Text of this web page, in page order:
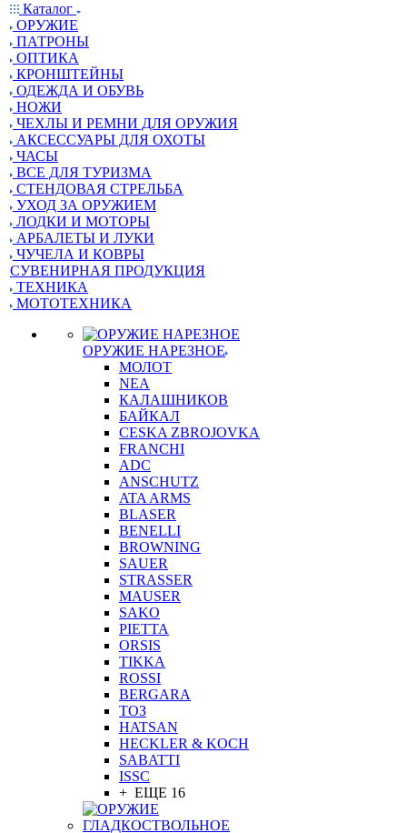
Каталог
ОРУЖИЕ
ПАТРОНЫ
ОПТИКА
КРОНШТЕЙНЫ
ОДЕЖДА И ОБУВЬ
НОЖИ
ЧЕХЛЫ И РЕМНИ ДЛЯ ОРУЖИЯ
АКСЕССУАРЫ ДЛЯ ОХОТЫ
ЧАСЫ
ВСЕ ДЛЯ ТУРИЗМА
СТЕНДОВАЯ СТРЕЛЬБА
УХОД ЗА ОРУЖИЕМ
ЛОДКИ И МОТОРЫ
АРБАЛЕТЫ И ЛУКИ
ЧУЧЕЛА И КОВРЫ
СУВЕНИРНАЯ ПРОДУКЦИЯ
ТЕХНИКА
МОТОТЕХНИКА
ОРУЖИЕ НАРЕЗНОЕ
МОЛОТ
NEA
КАЛАШНИКОВ
БАЙКАЛ
CESKA ZBROJOVKA
FRANCHI
ADC
ANSCHUTZ
ATA ARMS
BLASER
BENELLI
BROWNING
SAUER
STRASSER
MAUSER
SAKO
PIETTA
ORSIS
TIKKA
ROSSI
BERGARA
ТОЗ
HATSAN
HECKLER & KOCH
SABATTI
ISSC
+ ЕЩЕ 16